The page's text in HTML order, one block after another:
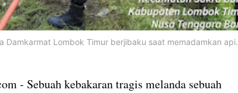
Damkarmat Lombok Timur berjibaku saat memadamkan api.
- Sebuah kebakaran tragis melanda sebuah